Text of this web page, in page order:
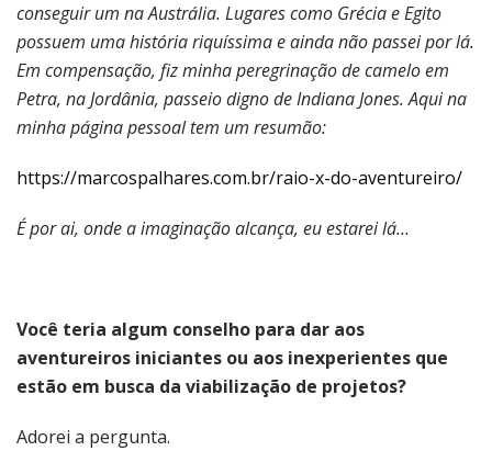
conseguir um na Austrália. Lugares como Grécia e Egito
possuem uma história riquíssima e ainda não passei por lá.
Em compensação, fiz minha peregrinação de camelo em
Petra, na Jordânia, passeio digno de Indiana Jones. Aqui na
minha página pessoal tem um resumão:
https://marcospalhares.com.br/raio-x-do-aventureiro/
É por ai, onde a imaginação alcança, eu estarei lá…
Você teria algum conselho para dar aos
aventureiros iniciantes ou aos inexperientes que
estão em busca da viabilização de projetos?
Adorei a pergunta.